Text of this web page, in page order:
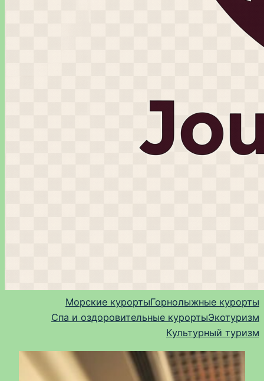
Морские курортыГорнолыжные курорты
Спа и оздоровительные курортыЭкотуризм
Культурный туризм